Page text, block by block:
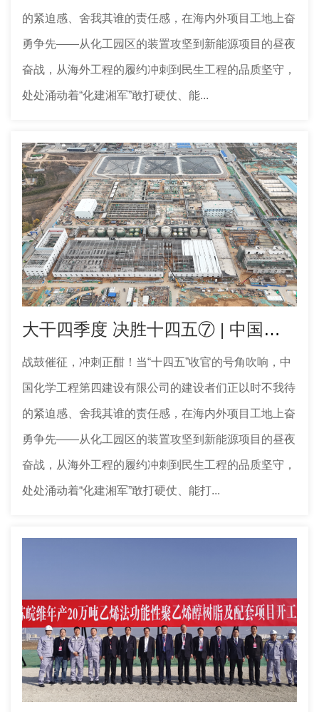
的紧迫感、舍我其谁的责任感，在海内外项目工地上奋
勇争先——从化工园区的装置攻坚到新能源项目的昼夜
奋战，从海外工程的履约冲刺到民生工程的品质坚守，
处处涌动着“化建湘军”敢打硬仗、能...
大干四季度 决胜十四五⑦ | 中国化学工程四化建多个工程项目取得新进展
战鼓催征，冲刺正酣！当“十四五”收官的号角吹响，中
国化学工程第四建设有限公司的建设者们正以时不我待
的紧迫感、舍我其谁的责任感，在海内外项目工地上奋
勇争先——从化工园区的装置攻坚到新能源项目的昼夜
奋战，从海外工程的履约冲刺到民生工程的品质坚守，
处处涌动着“化建湘军”敢打硬仗、能打...